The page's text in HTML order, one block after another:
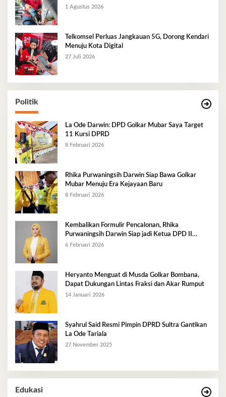
1 Agustus 2026
Telkomsel Perluas Jangkauan 5G, Dorong Kendari
Menuju Kota Digital
27 Juli 2026
Politik
La Ode Darwin: DPD Golkar Mubar Saya Target
11 Kursi DPRD
8 Februari 2026
Rhika Purwaningsih Darwin Siap Bawa Golkar
Mubar Menuju Era Kejayaan Baru
8 Februari 2026
Kembalikan Formulir Pencalonan, Rhika
Purwaningsih Darwin Siap jadi Ketua DPD II
Golkar Mubar
6 Februari 2026
Heryanto Menguat di Musda Golkar Bombana,
Dapat Dukungan Lintas Fraksi dan Akar Rumput
14 Januari 2026
Syahrul Said Resmi Pimpin DPRD Sultra Gantikan
La Ode Tariala
27 November 2025
Edukasi